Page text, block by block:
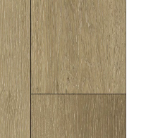
SC5-10 Chevron Spc Flooring с ixpe